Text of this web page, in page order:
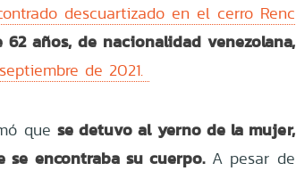
descuartizado en el cerro Renc
62 años, de nacionalidad venezolana,
de 2021.
que se detuvo al yerno de la mujer,
encontraba su cuerpo. A pesar de